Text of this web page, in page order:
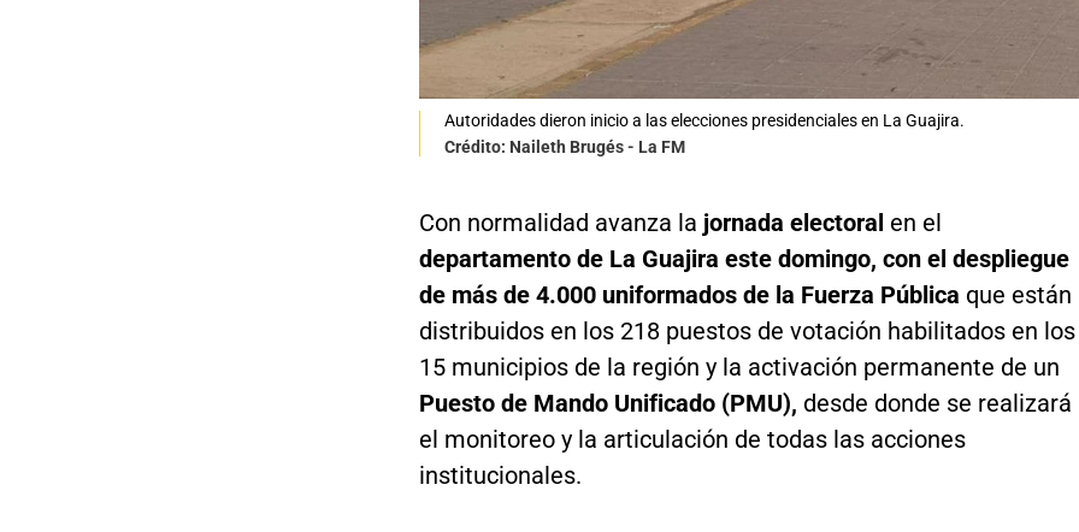
Autoridades dieron inicio a las elecciones presidenciales en La Guajira.
Crédito: Naileth Brugés - La FM
Con normalidad avanza la jornada electoral en el
departamento de La Guajira este domingo, con el despliegue
de más de 4.000 uniformados de la Fuerza Pública que están
distribuidos en los 218 puestos de votación habilitados en los
15 municipios de la región y la activación permanente de un
Puesto de Mando Unificado (PMU), desde donde se realizará
el monitoreo y la articulación de todas las acciones
institucionales.